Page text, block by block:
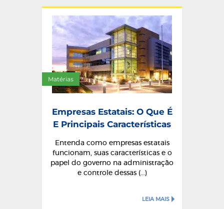
Matérias
Empresas Estatais: O Que É
E Principais Características
Entenda como empresas estatais
funcionam, suas características e o
papel do governo na administração
e controle dessas (...)
LEIA MAIS